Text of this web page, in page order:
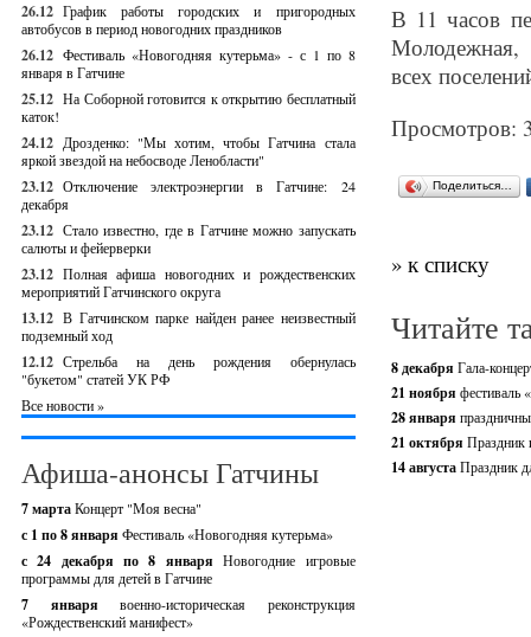
26.12 График работы городских и пригородных
автобусов в период новогодних праздников
26.12 Фестиваль «Новогодняя кутерьма» - с 1 по 8
января в Гатчине
25.12 На Соборной готовится к открытию бесплатный
каток!
24.12 Дрозденко: "Мы хотим, чтобы Гатчина стала
яркой звездой на небосводе Ленобласти"
23.12 Отключение электроэнергии в Гатчине: 24
декабря
23.12 Стало известно, где в Гатчине можно запускать
салюты и фейерверки
23.12 Полная афиша новогодних и рождественских
мероприятий Гатчинского округа
13.12 В Гатчинском парке найден ранее неизвестный
подземный ход
12.12 Стрельба на день рождения обернулась
"букетом" статей УК РФ
Все новости »
Афиша-анонсы Гатчины
7 мартаКонцерт "Моя весна"
с 1 по 8 января Фестиваль «Новогодняя кутерьма»
с 24 декабря по 8 январяНовогодние игровые
программы для детей в Гатчине
7 январявоенно-историческая реконструкция
«Рождественский манифест»
В 11 часов
Молодежная,
всех
Просмотров:
Поделиться…
» к списку
Читайте
8 декабря Гала-
21 ноября фестиваль
28 января
21 октября Праздник
14 августаПраздник